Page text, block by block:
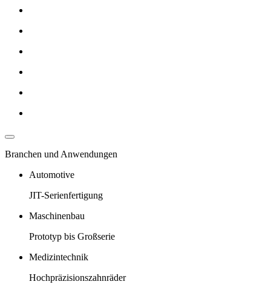
Branchen und Anwendungen
Automotive
JIT-Serienfertigung
Maschinenbau
Prototyp bis Großserie
Medizintechnik
Hochpräzisionszahnräder